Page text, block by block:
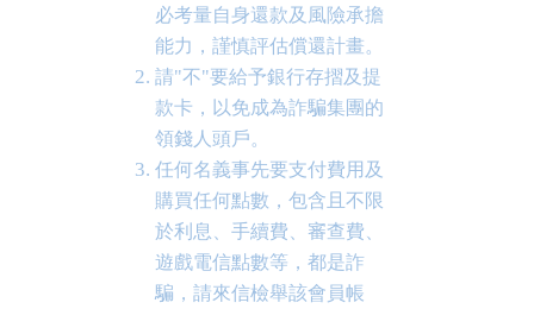
必考量自身還款及風險承擔
能力，謹慎評估償還計畫。
請"不"要給予銀行存摺及提
款卡，以免成為詐騙集團的
領錢人頭戶。
任何名義事先要支付費用及
購買任何點數，包含且不限
於利息、手續費、審查費、
遊戲電信點數等，都是詐
騙，請來信檢舉該會員帳